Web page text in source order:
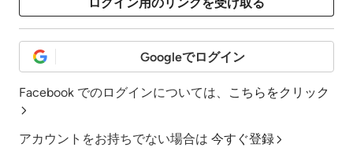
Googleでログイン
Facebook でのログインについては、 こちらをクリック
アカウントをお持ちでない場合は 今すぐ登録